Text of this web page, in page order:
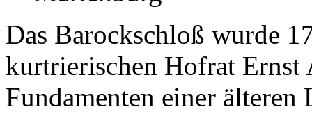
Das Barockschloß wurde
kurtrierischen Hofrat
Fundamenten einer